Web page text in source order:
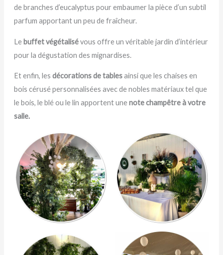
de branches d’eucalyptus pour embaumer la pièce d’un subtil
parfum apportant un peu de fraîcheur.
Le buffet végétalisévous offre un véritable jardin d’intérieur
pour la dégustation des mignardises.
Et enfin, les décorations de tablesainsi que les chaises en
bois cérusé personnalisées avec de nobles matériaux tel que
le bois, le blé ou le lin apportent unenote champêtre à votre
salle.